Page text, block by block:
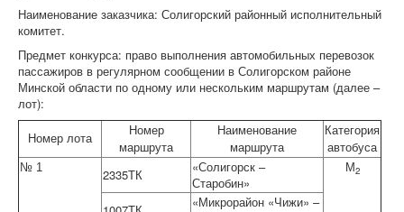
Наименование заказчика: Солигорский районный исполнительный
комитет.
Предмет конкурса: право выполнения автомобильных перевозок
пассажиров в регулярном сообщении в Солигорском районе
Минской области по одному или нескольким маршрутам (далее –
лот):
Номер лота
Номер
маршрута
Наименование
маршрута
Категория
автобуса
№ 1
2335ТК
«Солигорск –
Старобин»
М2
«Микрорайон «Чижи» –